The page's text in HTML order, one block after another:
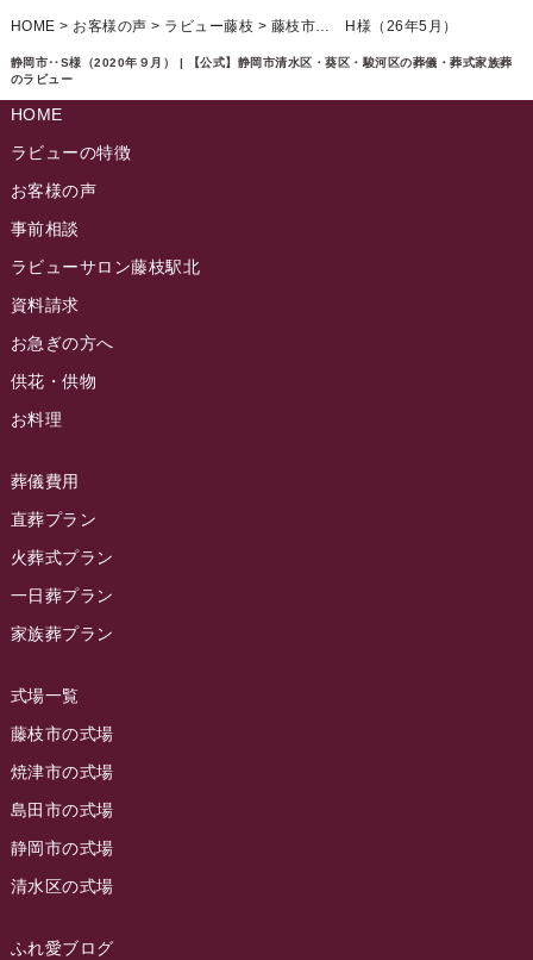
静岡市‥S様（2020年９月） | 【公式】静岡市清水区・葵区・駿河区の葬儀・葬式家族葬
のラビュー
2024年11月
2024年10月
2024年9月
2024年5月
2024年4月
2024年3月
2024年2月
2023年12月
2023年11月
2023年10月
2023年9月
2023年7月
2023年6月
2023年5月
2023年4月
2023年3月
2023年2月
ラビュー西焼津ふれ愛ブログ(20)
ラビュー島田六合ふれ愛ブログ
ラビュー静岡籠上ふれ愛ブログ
ラビュー金谷ふれ愛ブログ
ラビュー静岡下島イベント情報(92)
ラビュー東静岡イベント情報 (90)
ラビュー島田稲荷イベント情報(84)
ラビュー焼津石津イベント情報
ラビュー藤枝茶町イベント情報
ラビュー藤枝イベント情報
ラビュー静岡沓谷イベント情報
ラビュー静岡籠上イベント情報
お葬式の豆知識
お客様の声
ラビュー静岡下島
ラビュー東静岡
ラビューリビング静岡沓谷
ラビュー藤枝
ラビュー藤枝茶町
ラビュー島田稲荷
ラビュー焼津石津
ラビュー藤枝駅北
ラビュー清水飯田
ラビュー西焼津
ラビュー島田六合
ラビュー金谷
HOME > お客様の声 > ラビュー藤枝 > 藤枝市… H様（26年5月）
HOME
ラビューの特徴
お客様の声
事前相談
ラビューサロン藤枝駅北
資料請求
お急ぎの方へ
供花・供物
お料理
葬儀費用
直葬プラン
火葬式プラン
一日葬プラン
家族葬プラン
式場一覧
藤枝市の式場
焼津市の式場
島田市の式場
静岡市の式場
清水区の式場
ふれ愛ブログ